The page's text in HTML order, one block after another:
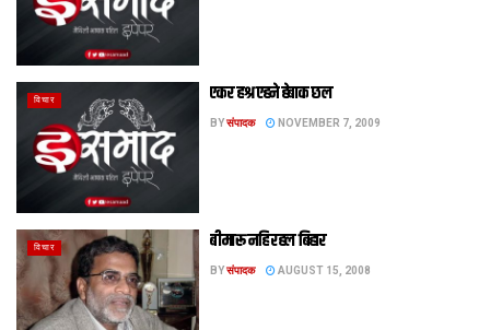
विचार एकर हश्र एहने हेबाक छल
BYसंपादक NOVEMBER 7, 2009
विचार बीमारू नहि रहल बिहार
BYसंपादक AUGUST 15, 2008